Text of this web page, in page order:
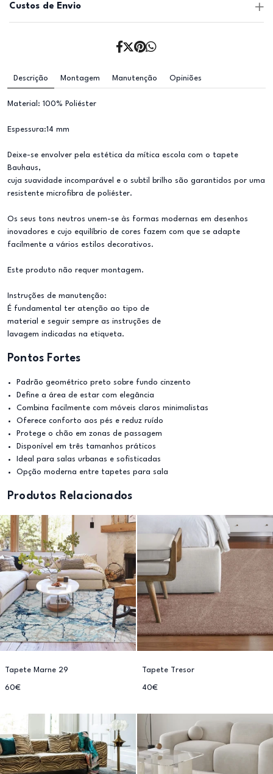
Custos de Envio
Descrição Montagem Manutenção Opiniões
Material: 100% Poliéster
Espessura:14 mm
Deixe-se envolver pela estética da mítica escola com o tapete
Bauhaus,
cuja suavidade incomparável e o subtil brilho são garantidos por uma
resistente microfibra de poliéster.
Os seus tons neutros unem-se às formas modernas em desenhos
inovadores e cujo equilíbrio de cores fazem com que se adapte
facilmente a vários estilos decorativos.
Este produto não requer montagem.
Instruções de manutenção:
É fundamental ter atenção ao tipo de
material e seguir sempre as instruções de
lavagem indicadas na etiqueta.
Pontos Fortes
Padrão geométrico preto sobre fundo cinzento
Define a área de estar com elegância
Combina facilmente com móveis claros minimalistas
Oferece conforto aos pés e reduz ruído
Protege o chão em zonas de passagem
Disponível em três tamanhos práticos
Ideal para salas urbanas e sofisticadas
Opção moderna entre tapetes para sala
Produtos Relacionados
Tapete Marne 29
60€
Tapete Tresor
40€